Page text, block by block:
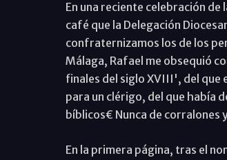
En una reciente celebración
café que la Delegación
confraternizamos los de los
Málaga, Rafael me obsequió
finales del siglo XVIII', del
para un clérigo, del que había
bíblicos€ Nunca de corralones
En la primera página, tras el